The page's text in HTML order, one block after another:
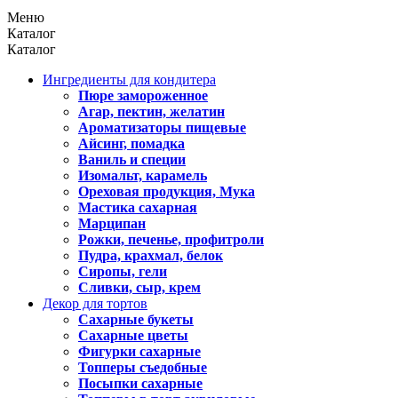
Меню
Каталог
Каталог
Ингредиенты для кондитера
Пюре замороженное
Агар, пектин, желатин
Ароматизаторы пищевые
Айсинг, помадка
Ваниль и специи
Изомальт, карамель
Ореховая продукция, Мука
Мастика сахарная
Марципан
Рожки, печенье, профитроли
Пудра, крахмал, белок
Сиропы, гели
Сливки, сыр, крем
Декор для тортов
Сахарные букеты
Сахарные цветы
Фигурки сахарные
Топперы съедобные
Посыпки сахарные